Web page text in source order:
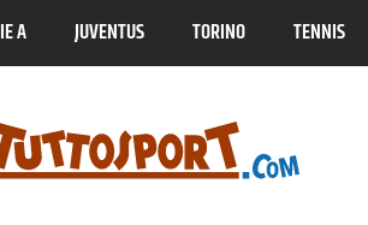
A JUVENTUS TORINO TENNIS